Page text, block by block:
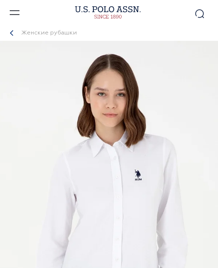
Женские рубашки